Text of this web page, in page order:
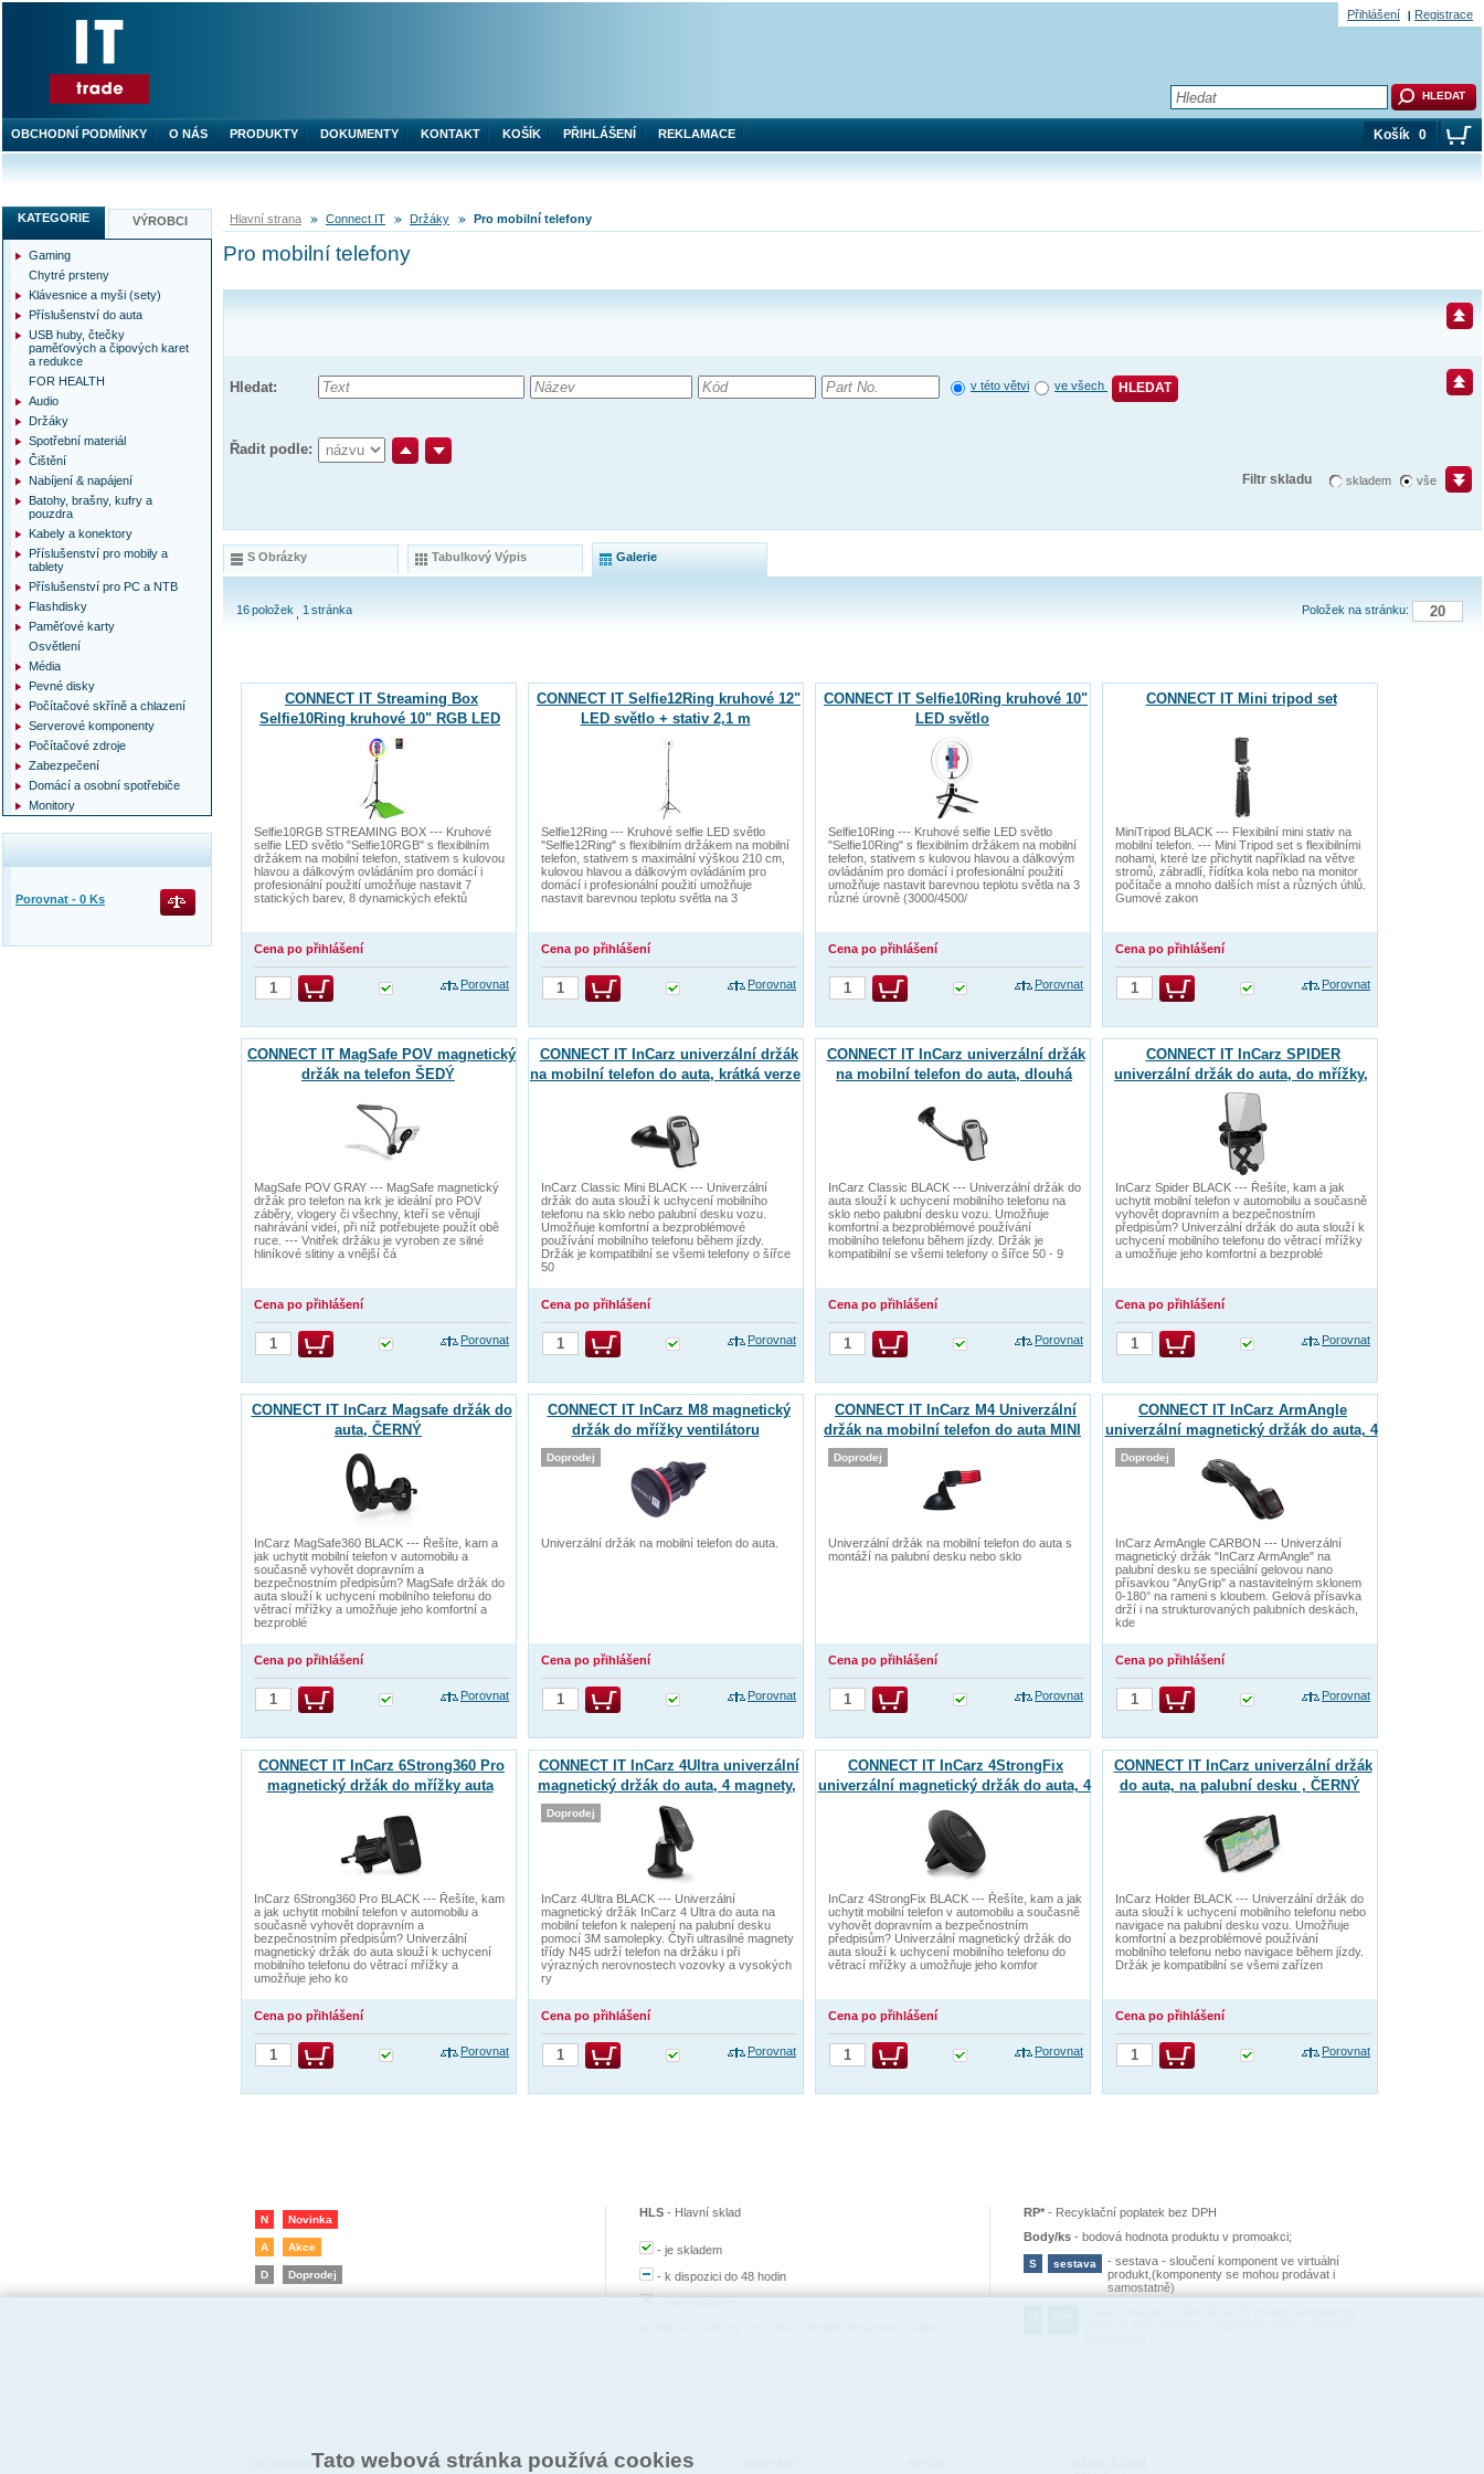
Hlavní strana Connect IT Držáky Pro mobilní telefony
Pro mobilní telefony
Hledat: v této větvi ve všech HLEDAT
Řadit podle:
Filtr skladu skladem vše
S Obrázky Tabulkový Výpis Galerie
Položek na stránku:
16položek 1 stránka
CONNECT IT Streaming Box
Selfie10Ring kruhové 10" RGB LED
světlo
Selfie10RGB STREAMING BOX --- Kruhové
selfie LED světlo "Selfie10RGB" s flexibilním
držákem na mobilní telefon, stativem s kulovou
hlavou a dálkovým ovládáním pro domácí i
profesionální použití umožňuje nastavit 7
statických barev, 8 dynamických efektů
Cena po přihlášení
Porovnat
CONNECT IT Selfie12Ring kruhové 12"
LED světlo + stativ 2,1 m
Selfie12Ring --- Kruhové selfie LED světlo
"Selfie12Ring" s flexibilním držákem na mobilní
telefon, stativem s maximální výškou 210 cm,
kulovou hlavou a dálkovým ovládáním pro
domácí i profesionální použití umožňuje
nastavit barevnou teplotu světla na 3
Cena po přihlášení
Porovnat
CONNECT IT Selfie10Ring kruhové 10"
LED světlo
Selfie10Ring --- Kruhové selfie LED světlo
"Selfie10Ring" s flexibilním držákem na mobilní
telefon, stativem s kulovou hlavou a dálkovým
ovládáním pro domácí i profesionální použití
umožňuje nastavit barevnou teplotu světla na 3
různé úrovně (3000/4500/
Cena po přihlášení
Porovnat
CONNECT IT Mini tripod set
MiniTripod BLACK --- Flexibilní mini stativ na
mobilní telefon. --- Mini Tripod set s flexibilními
nohami, které lze přichytit například na větve
stromů, zábradlí, řídítka kola nebo na monitor
počítače a mnoho dalších míst a různých úhlů.
Gumové zakon
Cena po přihlášení
Porovnat
CONNECT IT MagSafe POV magnetický
držák na telefon ŠEDÝ
MagSafe POV GRAY --- MagSafe magnetický
držák pro telefon na krk je ideální pro POV
záběry, vlogery či všechny, kteří se věnují
nahrávání videí, při níž potřebujete použít obě
ruce. --- Vnitřek držáku je vyroben ze silné
hliníkové slitiny a vnější čá
Cena po přihlášení
Porovnat
CONNECT IT InCarz univerzální držák
na mobilní telefon do auta, krátká verze
InCarz Classic Mini BLACK --- Univerzální
držák do auta slouží k uchycení mobilního
telefonu na sklo nebo palubní desku vozu.
Umožňuje komfortní a bezproblémové
používání mobilního telefonu během jízdy.
Držák je kompatibilní se všemi telefony o šířce
50
Cena po přihlášení
Porovnat
CONNECT IT InCarz univerzální držák
na mobilní telefon do auta, dlouhá
InCarz Classic BLACK --- Univerzální držák do
auta slouží k uchycení mobilního telefonu na
sklo nebo palubní desku vozu. Umožňuje
komfortní a bezproblémové používání
mobilního telefonu během jízdy. Držák je
kompatibilní se všemi telefony o šířce 50 - 9
Cena po přihlášení
Porovnat
CONNECT IT InCarz SPIDER
univerzální držák do auta, do mřížky,
černo-stříbrný
InCarz Spider BLACK --- Řešíte, kam a jak
uchytit mobilní telefon v automobilu a současně
vyhovět dopravním a bezpečnostním
předpisům? Univerzální držák do auta slouží k
uchycení mobilního telefonu do větrací mřížky
a umožňuje jeho komfortní a bezproblé
Cena po přihlášení
Porovnat
CONNECT IT InCarz Magsafe držák do
auta, ČERNÝ
InCarz MagSafe360 BLACK --- Řešíte, kam a
jak uchytit mobilní telefon v automobilu a
současně vyhovět dopravním a
bezpečnostním předpisům? MagSafe držák do
auta slouží k uchycení mobilního telefonu do
větrací mřížky a umožňuje jeho komfortní a
bezproblé
Cena po přihlášení
Porovnat
CONNECT IT InCarz M8 magnetický
držák do mřížky ventilátoru
Univerzální držák na mobilní telefon do auta.
Cena po přihlášení
Porovnat
Doprodej
CONNECT IT InCarz M4 Univerzální
držák na mobilní telefon do auta MINI
Univerzální držák na mobilní telefon do auta s
montáží na palubní desku nebo sklo
Cena po přihlášení
Porovnat
Doprodej
CONNECT IT InCarz ArmAngle
univerzální magnetický držák do auta, 4
InCarz ArmAngle CARBON --- Univerzální
magnetický držák "InCarz ArmAngle" na
palubní desku se speciální gelovou nano
přísavkou "AnyGrip" a nastavitelným sklonem
0-180° na rameni s kloubem. Gelová přísavka
drží i na strukturovaných palubních deskách,
kde
Cena po přihlášení
Porovnat
Doprodej
CONNECT IT InCarz 6Strong360 Pro
magnetický držák do mřížky auta
InCarz 6Strong360 Pro BLACK --- Řešíte, kam
a jak uchytit mobilní telefon v automobilu a
současně vyhovět dopravním a
bezpečnostním předpisům? Univerzální
magnetický držák do auta slouží k uchycení
mobilního telefonu do větrací mřížky a
umožňuje jeho ko
Cena po přihlášení
Porovnat
CONNECT IT InCarz 4Ultra univerzální
magnetický držák do auta, 4 magnety,
ČERNÝ
InCarz 4Ultra BLACK --- Univerzální
magnetický držák InCarz 4 Ultra do auta na
mobilní telefon k nalepení na palubní desku
pomocí 3M samolepky. Čtyři ultrasilné magnety
třídy N45 udrží telefon na držáku i při
výrazných nerovnostech vozovky a vysokých
ry
Cena po přihlášení
Porovnat
Doprodej
CONNECT IT InCarz 4StrongFix
univerzální magnetický držák do auta, 4
magnety, černý
InCarz 4StrongFix BLACK --- Řešíte, kam a jak
uchytit mobilní telefon v automobilu a současně
vyhovět dopravním a bezpečnostním
předpisům? Univerzální magnetický držák do
auta slouží k uchycení mobilního telefonu do
větrací mřížky a umožňuje jeho komfor
Cena po přihlášení
Porovnat
CONNECT IT InCarz univerzální držák
do auta, na palubní desku , ČERNÝ
InCarz Holder BLACK --- Univerzální držák do
auta slouží k uchycení mobilního telefonu nebo
navigace na palubní desku vozu. Umožňuje
komfortní a bezproblémové používání
mobilního telefonu nebo navigace během jízdy.
Držák je kompatibilní se všemi zařízen
Cena po přihlášení
Porovnat
N Novinka
A Akce
D Doprodej
HLS - Hlavní sklad
-je skladem
-k dispozici do 48 hodin
RP* - Recyklační poplatek bez DPH
Body/ks -bodová hodnota produktu v promoakci;
S sestava -sestava - sloučení komponent ve virtuální
produkt,(komponenty se mohou prodávat i
samostatně)
KATEGORIE VÝROBCI
Gaming
Chytré prsteny
Klávesnice a myši (sety)
Příslušenství do auta
USB huby, čtečky
paměťových a čipových karet
a redukce
FOR HEALTH
Audio
Držáky
Spotřební materiál
Čištění
Nabíjení & napájení
Batohy, brašny, kufry a
pouzdra
Kabely a konektory
Příslušenství pro mobily a
tablety
Příslušenství pro PC a NTB
Flashdisky
Paměťové karty
Osvětlení
Média
Pevné disky
Počítačové skříně a chlazení
Serverové komponenty
Počítačové zdroje
Zabezpečení
Domácí a osobní spotřebiče
Monitory
Porovnat - 0 Ks
OBCHODNÍ PODMÍNKY O NÁS PRODUKTY DOKUMENTY KONTAKT KOŠÍK PŘIHLÁŠENÍ REKLAMACE Košík 0
Přihlášení Registrace
OBCHODNÍ PODMÍNKY
PRODUKTY
DOKUMENTY
Tato webová stránka používá cookies